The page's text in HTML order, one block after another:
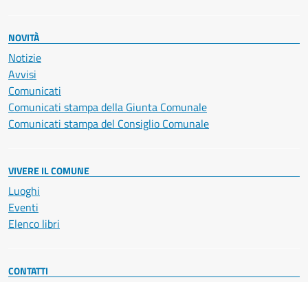
NOVITÀ
Notizie
Avvisi
Comunicati
Comunicati stampa della Giunta Comunale
Comunicati stampa del Consiglio Comunale
VIVERE IL COMUNE
Luoghi
Eventi
Elenco libri
CONTATTI